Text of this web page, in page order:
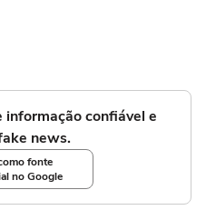
informação confiável e
news.
fonte
no Google